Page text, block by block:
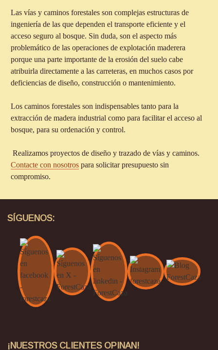
Las vías y caminos forestales son complejas estructuras de
ingeniería de las que dependen el transporte eficiente y el
acceso seguro al bosque. Sin duda, son el aspecto más
problemático de las operaciones de explotación maderera
porque una parte importante de la erosión del suelo cabe
atribuirla directamente a las carreteras, en muchos casos por
deficiencias de diseño, construcción o mantenimiento.
Los caminos forestales son indispensables tanto para la
extracción de madera industrial como para facilitar el acceso al
bosque, para su ordenación y control.
Realizamos proyectos de diseño y trazado de vías y caminos.
Contacte con nosotros para solicitar presupuesto sin
compromiso.
SÍGUENOS:
¡NUESTROS CLIENTES OPINAN!